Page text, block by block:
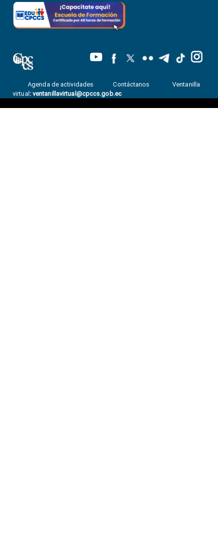
Agenda de actividades Contáctanos
Ventanilla
virtual : ventanillavirtual@cpccs.gob.ec